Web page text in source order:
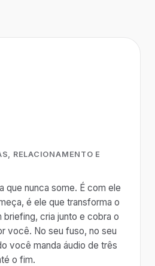
RELACIONAMENTO E
que nunca some. É com ele
é ele que transforma o
cria junto e cobra o
você. No seu fuso, no seu
você manda áudio de três
o fim.